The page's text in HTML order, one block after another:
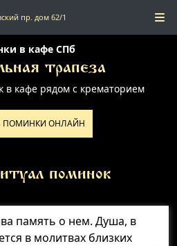
пр. дом 62/1
меню
залы
в кафе СПб
трапеза
в кафе рядом с крематорием
ПОМИНКИ ОНЛАЙН
поминок
память о нем. Душа, в
в молитвах близких